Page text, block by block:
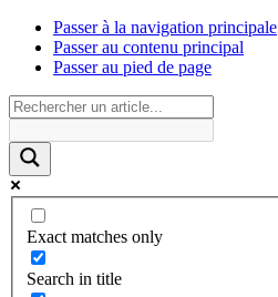
Passer à la navigation principale
Passer au contenu principal
Passer au pied de page
Exact matches only
Search in title